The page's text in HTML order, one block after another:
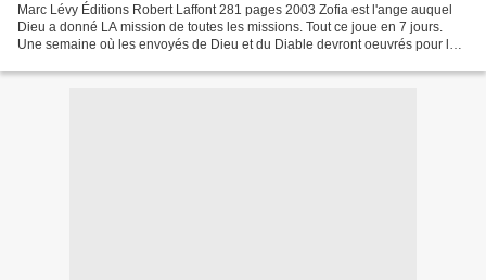
Marc Lévy Éditions Robert Laffont 281 pages 2003 Zofia est l'ange auquel
Dieu a donné LA mission de toutes les missions. Tout ce joue en 7 jours.
Une semaine où les envoyés de Dieu et du Diable devront oeuvrés pour le